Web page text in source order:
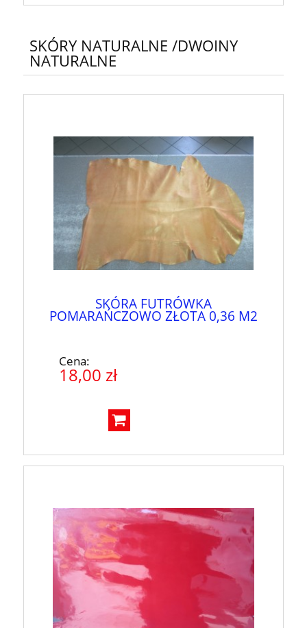
SKÓRY NATURALNE /DWOINY
NATURALNE
SKÓRA FUTRÓWKA
POMARAŃCZOWO ZŁOTA 0,36 M2
Cena:
18,00 zł